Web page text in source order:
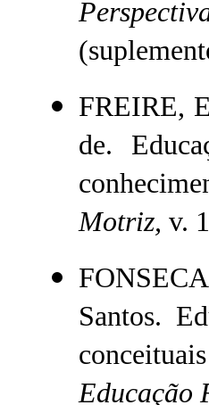
FREIRE,
de.
Motriz, v.
Santos.
Educação